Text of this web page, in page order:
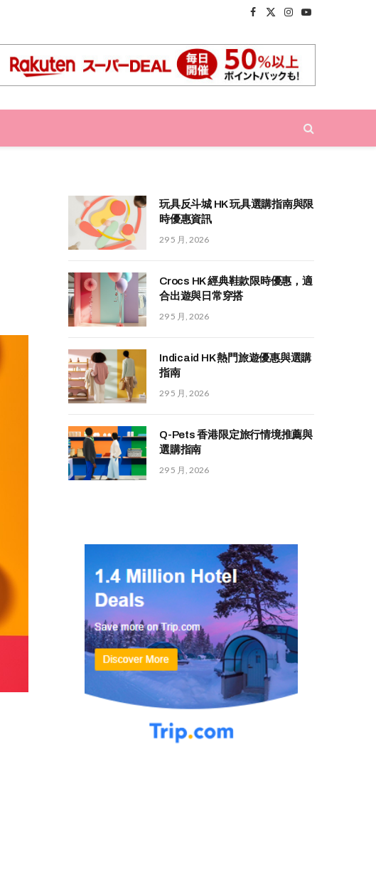
Facebook
X
Instagram
YouTube
玩具反斗城 HK 玩具選購指南與限
時優惠資訊
29 5 月, 2026
Crocs HK 經典鞋款限時優惠，適
合出遊與日常穿搭
29 5 月, 2026
Indicaid HK 熱門旅遊優惠與選購
指南
29 5 月, 2026
Q-Pets 香港限定旅行情境推薦與
選購指南
29 5 月, 2026